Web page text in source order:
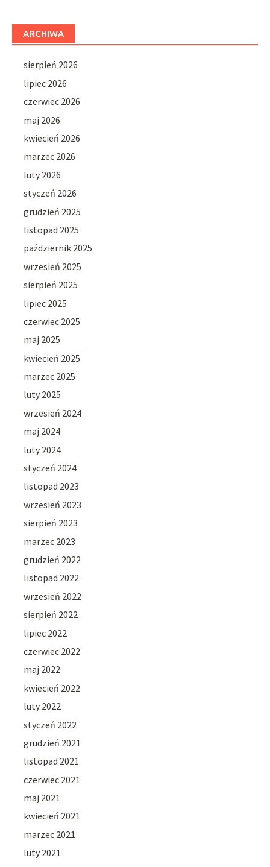
ARCHIWA
sierpień 2026
lipiec 2026
czerwiec 2026
maj 2026
kwiecień 2026
marzec 2026
luty 2026
styczeń 2026
grudzień 2025
listopad 2025
październik 2025
wrzesień 2025
sierpień 2025
lipiec 2025
czerwiec 2025
maj 2025
kwiecień 2025
marzec 2025
luty 2025
wrzesień 2024
maj 2024
luty 2024
styczeń 2024
listopad 2023
wrzesień 2023
sierpień 2023
marzec 2023
grudzień 2022
listopad 2022
wrzesień 2022
sierpień 2022
lipiec 2022
czerwiec 2022
maj 2022
kwiecień 2022
luty 2022
styczeń 2022
grudzień 2021
listopad 2021
czerwiec 2021
maj 2021
kwiecień 2021
marzec 2021
luty 2021